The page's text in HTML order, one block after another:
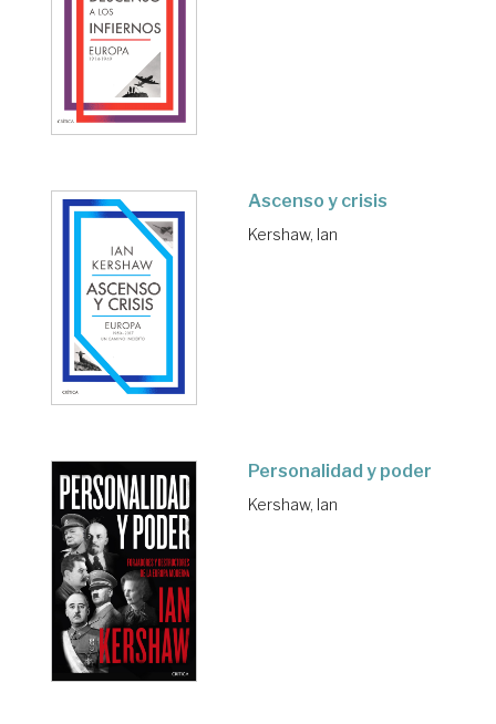
Ascenso y crisis
Kershaw, Ian
Personalidad y poder
Kershaw, Ian